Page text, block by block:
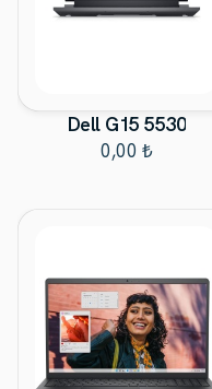
Dell G15 5530
0,00 ₺